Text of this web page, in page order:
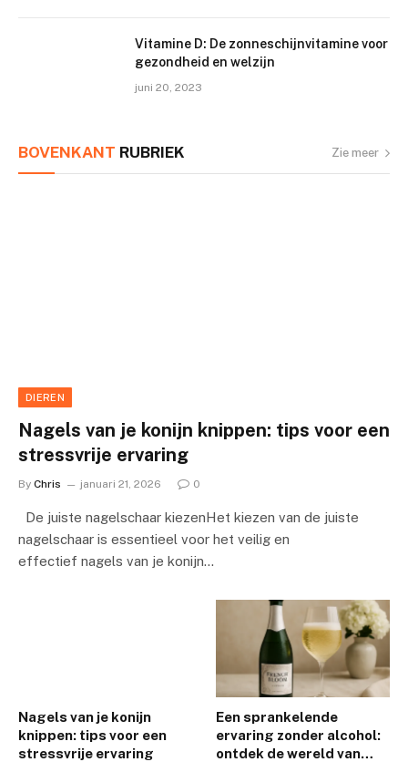
Vitamine D: De zonneschijnvitamine voor
gezondheid en welzijn
juni 20, 2023
BOVENKANT RUBRIEK Zie meer
DIEREN
Nagels van je konijn knippen: tips voor een
stressvrije ervaring
By Chris januari 21, 2026 0
De juiste nagelschaar kiezenHet kiezen van de juiste
nagelschaar is essentieel voor het veilig en
effectief nagels van je konijn…
Nagels van je konijn
knippen: tips voor een
stressvrije ervaring
Een sprankelende
ervaring zonder alcohol:
ontdek de wereld van